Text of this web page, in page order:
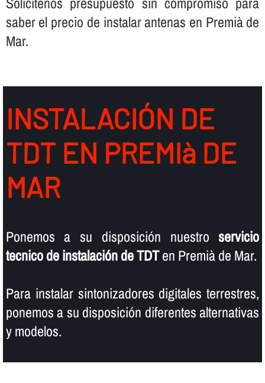
saber el precio de instalar antenas en Premià de
Mar.
INSTALACIÓN DE
TDT EN PREMIà DE
MAR
Ponemos a su disposición nuestroservicio
tecnico de instalación de TDTen Premià de Mar.
Para instalar sintonizadores digitales terrestres,
ponemos a su disposición diferentes alternativas
y modelos.